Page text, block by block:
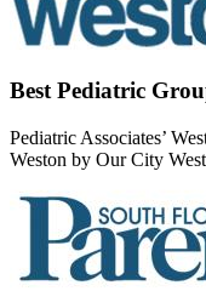
Best Pediatric
Pediatric Associates’
Weston by Our City